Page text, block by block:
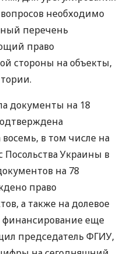
необходимо
перечень
право
стороны на объекты,
документы на 18
в том числе на
Украины в
на 78
право
а также на долевое
финансирование еще
председатель ФГИУ,